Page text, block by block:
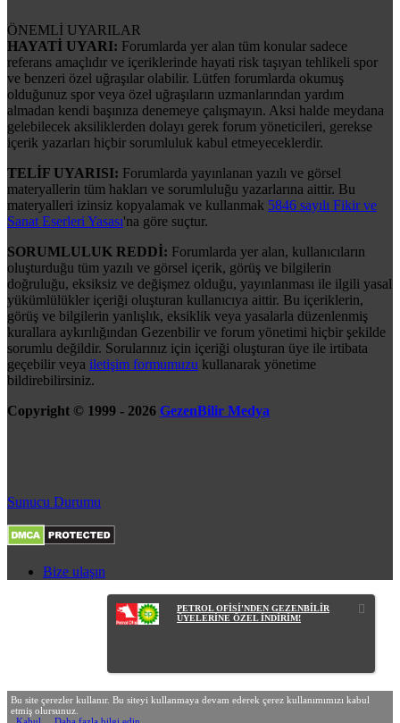
ÖNEMLİ UYARILAR
HAYATİ UYARI: Forumlarda yer alan tüm konular sadece
referans amaçlıdır ve içeriklerinde hayati risk taşıyan tehlikeli spor
ve benzeri özel uğraşılar olabilir. Lütfen forumlarda okumuş
olduğunuz spor veya özel uğraşıların uzmanlarından yardım
almadan kendi başınıza denemeye çalışmayın. Aksi halde meydana
gelebilecek aksiliklerden dolayı gerek forum yöneticileri, gerekse
içerik yazarları hiçbir sorumluluk kabul etmeyeceklerdir.
TELİF UYARISI: Forumlarda yayınlanan yazılı ve görsel
materyallerin tüm hakları ve sorumluluğu yazarlarına aittir. Bu
materyalleri izinsiz kopyalamak ve kullanmak 5846 sayılı Fikir ve
Sanat Eserleri Yasası'na göre suçtur.
SORUMLULUK REDDİ: Forumlarda yer alan, kullanıcıların
oluşturduğu tüm yazılı ve görsel içerik, görüş ve bilgilerin
doğruluğu, eksiksiz ve değişmez olduğu, yayınlanması ile ilgili yasal
yükümlülükler içeriği oluşturan kullanıcıya aittir. Bu içeriklerin,
görüş ve bilgilerin yanlışlık, eksiklik veya yasalarla düzenlenmiş
kurallara aykırılığından Gezenbilir ve forum yönetimi hiçbir şekilde
sorumlu değildir. Sorularınız için içeriği oluşturan üye ile irtibata
geçebilir veya iletişim formumuzu kullanarak yönetime
bildirebilirsiniz.
Copyright © 1999 - 2026 GezenBilir Medya
Sunucu Durumu
Bize ulaşın
PETROL OFİSİ'NDEN GEZENBİLİR
ÜYELERİNE ÖZEL İNDİRİM!
Bu site çerezler kullanır. Bu siteyi kullanmaya devam ederek çerez kullanımımızı kabul
etmiş olursunuz.